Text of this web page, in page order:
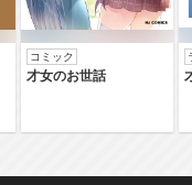
コミック
才女のお世話